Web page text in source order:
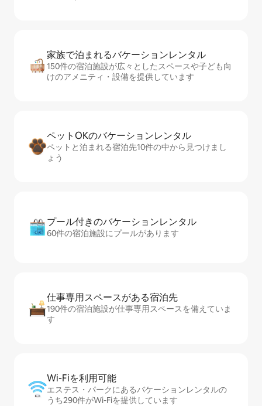
家族で泊まれるバ⁠ケ⁠ー⁠シ⁠ョ⁠ンレ⁠ン⁠タ⁠ル
150件の宿泊施設が広々としたスペースや子ども向
けのアメニティ・設備を提供しています
ペットOKのバ⁠ケ⁠ー⁠シ⁠ョ⁠ンレ⁠ン⁠タ⁠ル
ペットと泊まれる宿泊先10件の中から見つけまし
ょう
プール付きのバ⁠ケ⁠ー⁠シ⁠ョ⁠ンレ⁠ン⁠タ⁠ル
60件の宿泊施設にプールがあります
仕事専用ス⁠ペ⁠ー⁠スがあ⁠る宿⁠泊⁠先
190件の宿泊施設が仕事専用スペースを備えていま
す
Wi-Fiを利⁠用⁠可⁠能
エステス・パークにあるバケーションレンタルの
うち290件がWi-Fiを提供しています